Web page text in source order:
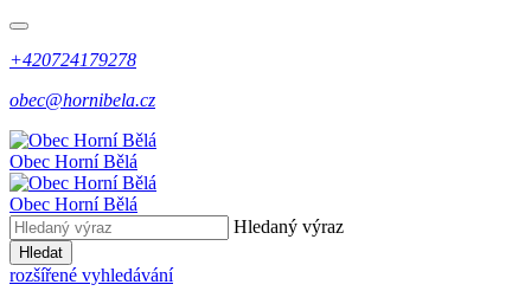
+420724179278
obec@hornibela.cz
Obec HorníBělá
Obec HorníBělá
Hledaný výraz
Hledat
rozšířené vyhledávání